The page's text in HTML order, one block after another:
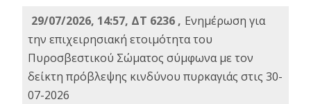
29/07/2026, 14:57, ΔΤ 6236 , Ενημέρωση για
την επιχειρησιακή ετοιμότητα του
Πυροσβεστικού Σώματος σύμφωνα με τον
δείκτη πρόβλεψης κινδύνου πυρκαγιάς στις 30-
07-2026